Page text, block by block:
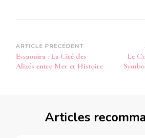
Navigation
d’article
ARTICLE PRÉCÉDENT
Essaouira : La Cité des
Alizés entre Mer et Histoire
Le
Articles